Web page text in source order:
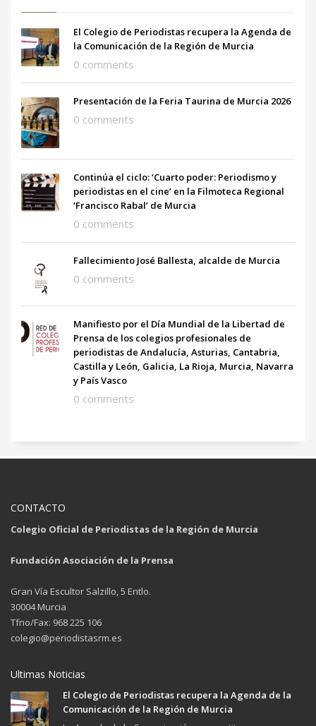
El Colegio de Periodistas recupera la Agenda de
la Comunicación de la Región de Murcia
0 comments
Presentación de la Feria Taurina de Murcia 2026
0 comments
Continúa el ciclo: ‘Cuarto poder: Periodismo y
periodistas en el cine’ en la Filmoteca Regional
‘Francisco Rabal’ de Murcia
0 comments
Fallecimiento José Ballesta, alcalde de Murcia
0 comments
Manifiesto por el Día Mundial de la Libertad de
Prensa de los colegios profesionales de
periodistas de Andalucía, Asturias, Cantabria,
Castilla y León, Galicia, La Rioja, Murcia, Navarra
y País Vasco
0 comments
CONTACTO
Colegio Oficial de Periodistas de la Región de Murcia
Fundación Asociación de la Prensa
Gran Vía Escultor Salzillo, 5 Entlo.
30004 Murcia
Tfno/Fax: 968 225 106
colegio@periodistasrm.es
Ultimas Noticias
El Colegio de Periodistas recupera la Agenda de la
Comunicación de la Región de Murcia